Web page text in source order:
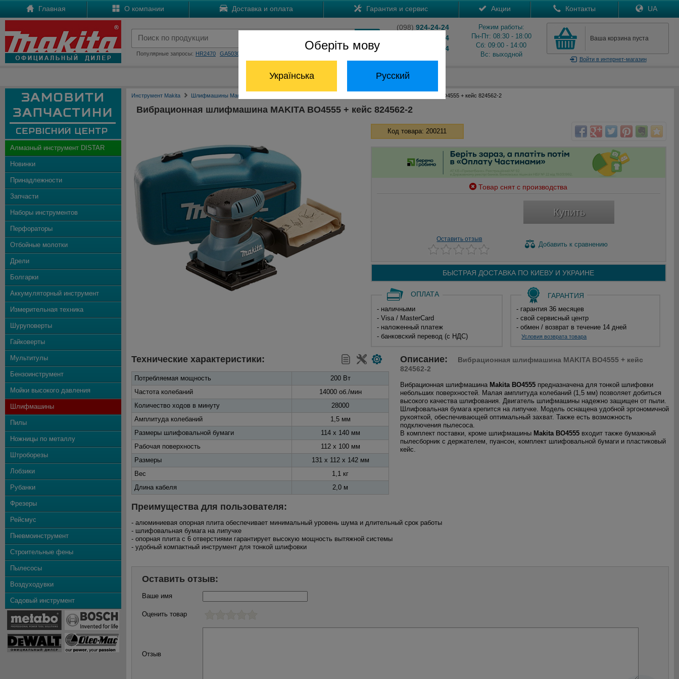
Оберіть мову
Українська Русский
Главная О компании Доставка и оплата Гарантия и сервис Акции Контакты UA
Популярные запросы: HR2470 GA5030
(098) 924-24-24
204-24-24
824-24-24
Режим работы:
Пн-Пт: 08:30 - 18:00
Сб: 09:00 - 14:00
Вс: выходной
Ваша корзина пуста
Войтив интернет-магазин
Отдел запчастей: (068) 824-24-24
Алмазный инструмент DISTAR
Новинки
Принадлежности
Запчасти
Наборы инструментов
Перфораторы
Отбойные молотки
Дрели
Болгарки
Аккумуляторный инструмент
Измерительная техника
Шуруповерты
Гайковерты
Мультитулы
Бензоинструмент
Мойки высокого давления
Шлифмашины
Пилы
Ножницы по металлу
Штроборезы
Лобзики
Рубанки
Фрезеры
Рейсмус
Пневмоинструмент
Строительные фены
Пылесосы
Воздуходувки
Садовый инструмент
Инструмент Makita Шлифмашины Макита Вибрационная шлифмашина MAKITA BO4555 + кейс 824562-2
Вибрационная шлифмашина MAKITA BO4555 + кейс 824562-2
Код товара: 200211
Товар снят с производства
Купить
Оставить отзыв
Добавить к сравнению
БЫСТРАЯ ДОСТАВКА ПО КИЕВУ И УКРАИНЕ
ОПЛАТА
- наличными
- Visa / MasterCard
- наложенный платеж
- банковский перевод (с НДС)
ГАРАНТИЯ
- гарантия 36 месяцев
- свой сервисный центр
- обмен / возврат в течение 14 дней
Условия возврата товара
Технические характеристики:
Потребляемая мощность
200 Вт
Частота колебаний
14000 об./мин
Количество ходов в минуту
28000
Амплитуда колебаний
1,5 мм
Размеры шлифовальной бумаги
114 х 140 мм
Рабочая поверхность
112 х 100 мм
Размеры
131 х 112 х 142 мм
Вес
1,1 кг
Длина кабеля
2,0 м
Описание:
Вибрационная шлифмашина MAKITA BO4555 + кейс
824562-2
Вибрационная шлифмашина Makita BO4555 предназначена для тонкой шлифовки
небольших поверхностей. Малая амплитуда колебаний (1,5 мм) позволяет добиться
высокого качества шлифования. Двигатель шлифмашины надежно защищен от пыли.
Шлифовальная бумага крепится на липучке. Модель оснащена удобной эргономичной
рукояткой, обеспечивающей оптимальный захват. Также есть возможность
подключения пылесоса.
В комплект поставки, кроме шлифмашины Makita BO4555 входит также бумажный
пылесборник с держателем, пуансон, комплект шлифовальной бумаги и пластиковый
кейс.
Преимущества для пользователя:
- алюминиевая опорная плита обеспечивает минимальный уровень шума и длительный срок работы
- шлифовальная бумага на липучке
- опорная плита с 6 отверстиями гарантирует высокую мощность вытяжной системы
- удобный компактный инструмент для тонкой шлифовки
Оставить отзыв:
Ваше имя
Оценить товар
Отзыв